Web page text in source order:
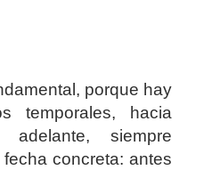
porque hay
temporales, hacia
siempre
concreta: antes